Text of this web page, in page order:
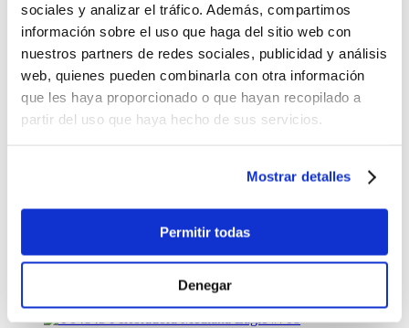
sociales y analizar el tráfico. Además, compartimos
información sobre el uso que haga del sitio web con
nuestros partners de redes sociales, publicidad y análisis
web, quienes pueden combinarla con otra información
que les haya proporcionado o que hayan recopilado a
partir del uso que haya hecho de sus servicios.
Mostrar detalles
Permitir todas
Denegar
-
+
Lo quiero
OFF
Grapadora Tenaza Colores Pasteles Surtido
$3.50
Lo quiero
$1.99
+
Lo quiero
Perforadora Mediana Eagle #708